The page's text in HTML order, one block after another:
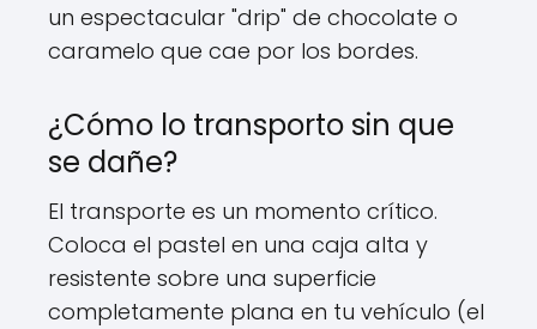
un espectacular "drip" de chocolate o
caramelo que cae por los bordes.
¿Cómo lo transporto sin que
se dañe?
El transporte es un momento crítico.
Coloca el pastel en una caja alta y
resistente sobre una superficie
completamente plana en tu vehículo (el